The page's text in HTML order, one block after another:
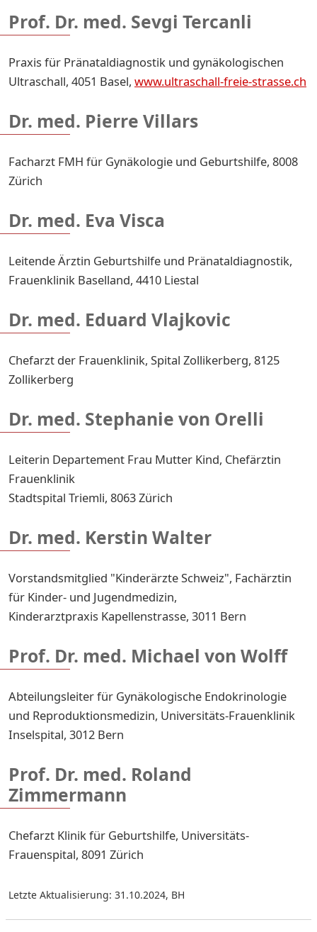
Prof. Dr. med. Sevgi Tercanli
Praxis für Pränataldiagnostik und gynäkologischen
Ultraschall, 4051 Basel, www.ultraschall-freie-strasse.ch
Dr. med. Pierre Villars
Facharzt FMH für Gynäkologie und Geburtshilfe, 8008
Zürich
Dr. med. Eva Visca
Leitende Ärztin Geburtshilfe und Pränataldiagnostik,
Frauenklinik Baselland, 4410 Liestal
Dr. med. Eduard Vlajkovic
Chefarzt der Frauenklinik, Spital Zollikerberg, 8125
Zollikerberg
Dr. med. Stephanie von Orelli
Leiterin Departement Frau Mutter Kind, Chefärztin
Frauenklinik
Stadtspital Triemli, 8063 Zürich
Dr. med. Kerstin Walter
Vorstandsmitglied "Kinderärzte Schweiz", Fachärztin
für Kinder- und Jugendmedizin,
Kinderarztpraxis Kapellenstrasse, 3011 Bern
Prof. Dr. med. Michael von Wolff
Abteilungsleiter für Gynäkologische Endokrinologie
und Reproduktionsmedizin, Universitäts-Frauenklinik
Inselspital, 3012 Bern
Prof. Dr. med. Roland
Zimmermann
Chefarzt Klinik für Geburtshilfe, Universitäts-
Frauenspital, 8091 Zürich
Letzte Aktualisierung: 31.10.2024, BH